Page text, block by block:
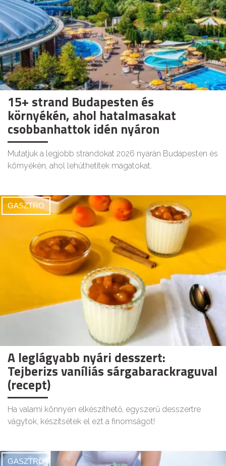
15+ strand Budapesten és
környékén, ahol hatalmasakat
csobbanhattok idén nyáron
Mutatjuk a legjobb strandokat 2026 nyarán Budapesten és
környékén, ahol lehűthetitek magatokat.
GASZTRO
A leglágyabb nyári desszert:
Tejberizs vaníliás sárgabarackraguval
(recept)
Ha valami könnyen elkészíthető, egyszerű desszertre
vágytok, készítsétek el ezt a finomságot!
GASZTRO